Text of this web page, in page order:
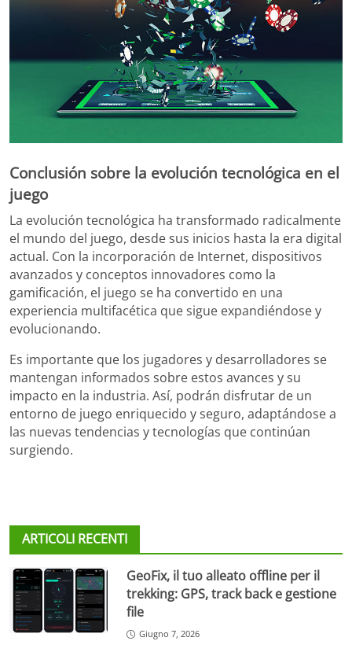
Conclusión sobre la evolución tecnológica en el
juego
La evolución tecnológica ha transformado radicalmente
el mundo del juego, desde sus inicios hasta la era digital
actual. Con la incorporación de Internet, dispositivos
avanzados y conceptos innovadores como la
gamificación, el juego se ha convertido en una
experiencia multifacética que sigue expandiéndose y
evolucionando.
Es importante que los jugadores y desarrolladores se
mantengan informados sobre estos avances y su
impacto en la industria. Así, podrán disfrutar de un
entorno de juego enriquecido y seguro, adaptándose a
las nuevas tendencias y tecnologías que continúan
surgiendo.
ARTICOLI RECENTI
GeoFix, il tuo alleato offline per il
trekking: GPS, track back e gestione
file
Giugno 7, 2026